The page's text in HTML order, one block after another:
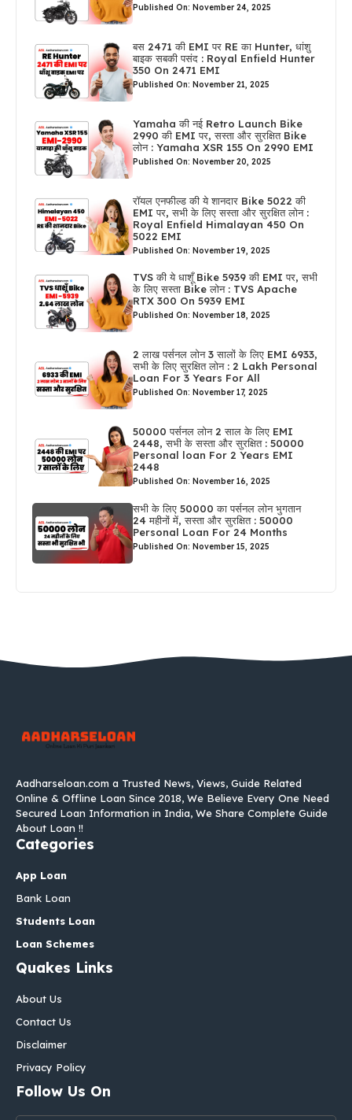
Published On: November 24, 2025
बस 2471 की EMI पर RE का Hunter, धांशु
बाइक सबकी पसंद : Royal Enfield Hunter
350 On 2471 EMI
Published On: November 21, 2025
Yamaha की नई Retro Launch Bike
2990 की EMI पर, सस्ता और सुरक्षित Bike
लोन : Yamaha XSR 155 On 2990 EMI
Published On: November 20, 2025
रॉयल एनफील्ड की ये शानदार Bike 5022 की
EMI पर, सभी के लिए सस्ता और सुरक्षित लोन :
Royal Enfield Himalayan 450 On
5022 EMI
Published On: November 19, 2025
TVS की ये धाशूँ Bike 5939 की EMI पर, सभी
के लिए सस्ता Bike लोन : TVS Apache
RTX 300 On 5939 EMI
Published On: November 18, 2025
2 लाख पर्सनल लोन 3 सालों के लिए EMI 6933,
सभी के लिए सुरक्षित लोन : 2 Lakh Personal
Loan For 3 Years For All
Published On: November 17, 2025
50000 पर्सनल लोन 2 साल के लिए EMI
2448, सभी के सस्ता और सुरक्षित : 50000
Personal loan For 2 Years EMI
2448
Published On: November 16, 2025
सभी के लिए 50000 का पर्सनल लोन भुगतान
24 महीनों में, सस्ता और सुरक्षित : 50000
Personal Loan For 24 Months
Published On: November 15, 2025
Aadharseloan.com a Trusted News, Views, Guide Related
Online & Offline Loan Since 2018, We Believe Every One Need
Secured Loan Information in India, We Share Complete Guide
About Loan !!
Categories
App Loan
Bank Loan
Students Loan
Loan Schemes
Quakes Links
About Us
Contact Us
Disclaimer
Privacy Policy
Follow Us On